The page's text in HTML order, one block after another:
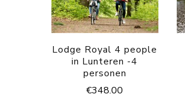
Lodge Royal 4 people
in Lunteren -4
personen
€348.00